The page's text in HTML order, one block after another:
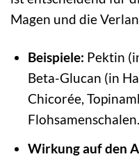
Magen und die
Beispiele: Pektin
Beta-Glucan (in
Chicorée,
Flohsamenschalen.
Wirkung auf den